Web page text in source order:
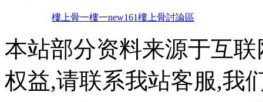
樓上骨一樓一new161樓上骨討論區
本站部分资料来源于互
权益,请联系我站客服,我